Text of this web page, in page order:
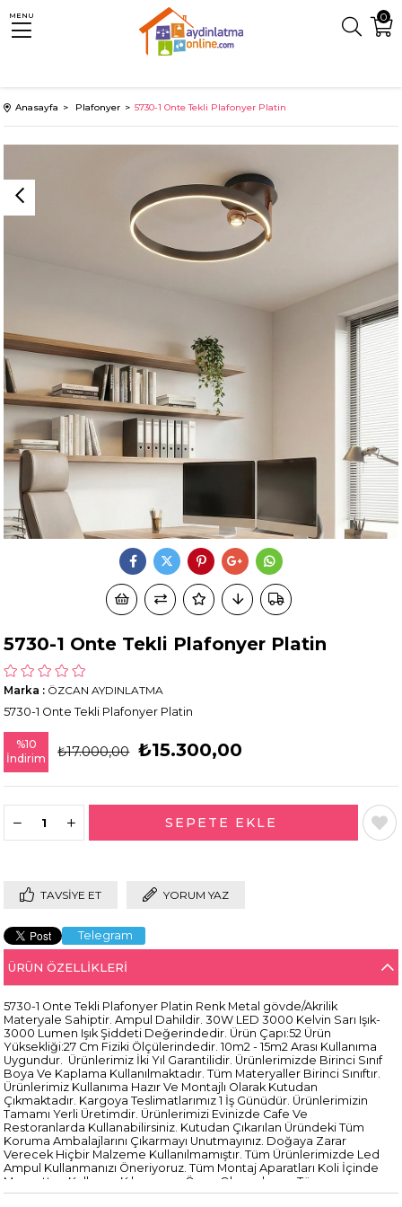
0
MENU
Anasayfa Plafonyer 5730-1 Onte Tekli Plafonyer Platin
5730-1 Onte Tekli Plafonyer Platin
Marka : ÖZCAN AYDINLATMA
5730-1 Onte Tekli Plafonyer Platin
%10
İndirim
₺17.000,00 ₺15.300,00
TAVSIYE ET YORUM YAZ
Telegram
ÜRÜN ÖZELLIKLERI
5730-1 Onte Tekli Plafonyer Platin Renk Metal gövde/Akrilik
Materyale Sahiptir. Ampul Dahildir. 30W LED 3000 Kelvin Sarı Işık-
3000 Lumen Işık Şiddeti Değerindedir. Ürün Çapı:52 Ürün
Yüksekliği:27 Cm Fiziki Ölçülerindedir. 10m2 - 15m2 Arası Kullanıma
Uygundur. Ürünlerimiz İki Yıl Garantilidir. Ürünlerimizde Birinci Sınıf
Boya Ve Kaplama Kullanılmaktadır. Tüm Materyaller Birinci Sınıftır.
Ürünlerimiz Kullanıma Hazır Ve Montajlı Olarak Kutudan
Çıkmaktadır. Kargoya Teslimatlarımız 1 İş Günüdür. Ürünlerimizin
Tamamı Yerli Üretimdir. Ürünlerimizi Evinizde Cafe Ve
Restoranlarda Kullanabilirsiniz. Kutudan Çıkarılan Üründeki Tüm
Koruma Ambalajlarını Çıkarmayı Unutmayınız. Doğaya Zarar
Verecek Hiçbir Malzeme Kullanılmamıştır. Tüm Ürünlerimizde Led
Ampul Kullanmanızı Öneriyoruz. Tüm Montaj Aparatları Koli İçinde
Mevcuttur. Kullanım Kılavuzunu Önce Okumalısınız. Tüm
Ürünlerimiz 220V Elektrik İle Çalışmaktadır. Ürünlerimizin